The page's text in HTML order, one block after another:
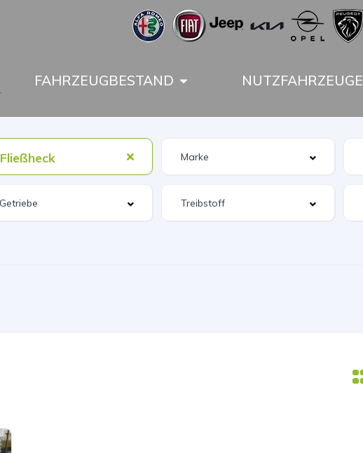
FAHRZEUGBESTAND NUTZFAHRZEUGE
Fließheck